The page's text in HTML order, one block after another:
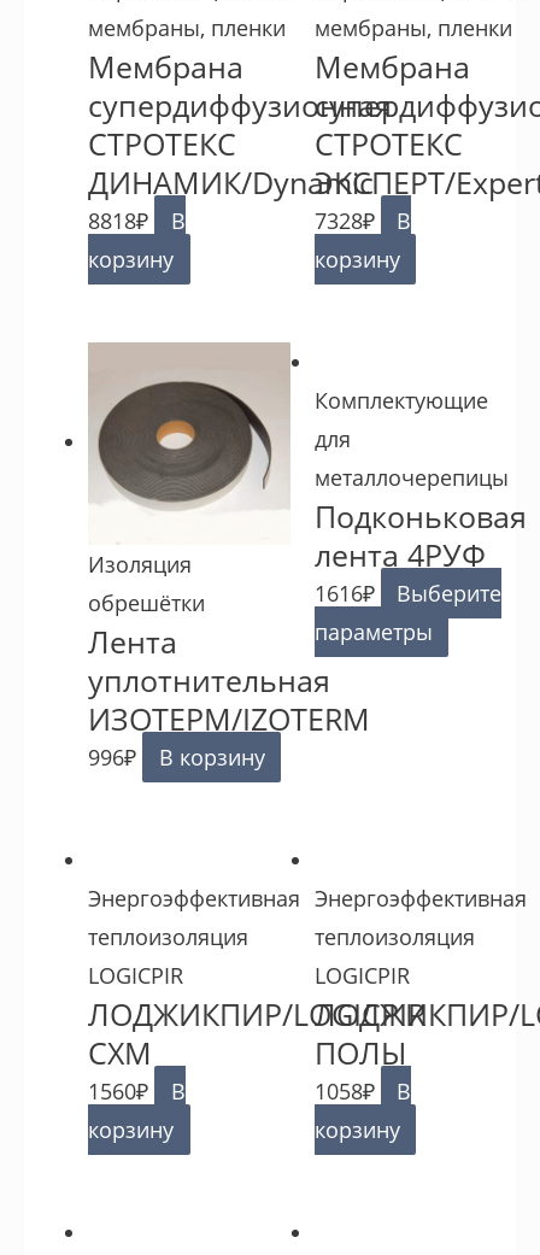
мембраны, пленки
Мембрана
супердиффузионная
СТРОТЕКС
ДИНАМИК/Dynamic
8818₽
В
корзину
мембраны, пленки
Мембрана
СТРОТЕКС
ЭКСПЕРТ/
7328₽
В
корзину
Изоляция
обрешётки
Лента
уплотнительная
ИЗОТЕРМ/IZOTERM
996₽ В корзину
Комплектующие
для
металлочерепицы
Подконьковая
лента 4РУФ
1616₽
Выберите
параметры
Энергоэффективная
теплоизоляция
LOGICPIR
ЛОДЖИКПИР/LOGICPIR
СХМ
1560₽
В
корзину
Энергоэффективная
теплоизоляция
LOGICPIR
ЛОДЖИКПИР/
ПОЛЫ
1058₽
В
корзину